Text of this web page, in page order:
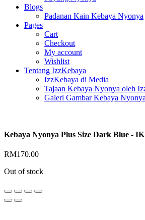
Blogs
Padanan Kain Kebaya Nyonya
Pages
Cart
Checkout
My account
Wishlist
Tentang IzzKebaya
IzzKebaya di Media
Tajaan Kebaya Nyonya oleh
Galeri Gambar Kebaya
Kebaya Nyonya Plus Size Dark Blue -
RM170.00
Out of stock